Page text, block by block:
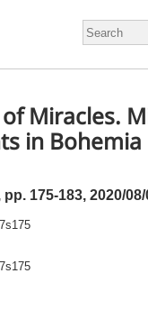
Miracles.
in
pp. 175-183, 2020/